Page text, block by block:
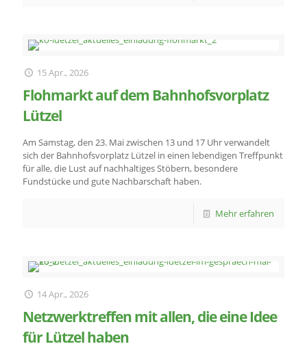
15 Apr., 2026
Flohmarkt auf dem Bahnhofsvorplatz
Lützel
Am Samstag, den 23. Mai zwischen 13 und 17 Uhr verwandelt
sich der Bahnhofsvorplatz Lützel in einen lebendigen Treffpunkt
für alle, die Lust auf nachhaltiges Stöbern, besondere
Fundstücke und gute Nachbarschaft haben.
Mehr erfahren
14 Apr., 2026
Netzwerktreffen mit allen, die eine Idee
für Lützel haben